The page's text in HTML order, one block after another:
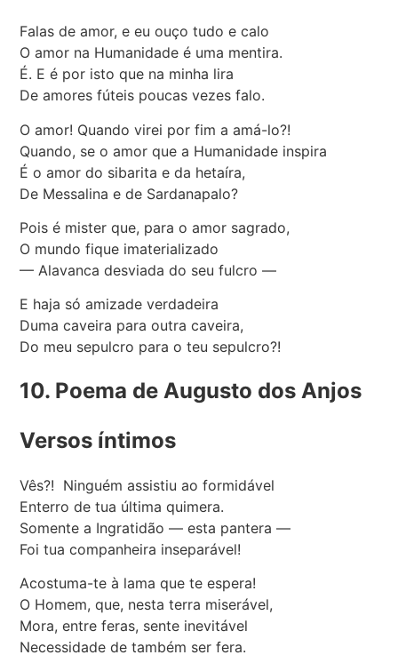
Falas de amor, e eu ouço tudo e calo
O amor na Humanidade é uma mentira.
É. E é por isto que na minha lira
De amores fúteis poucas vezes falo.
O amor! Quando virei por fim a amá-lo?!
Quando, se o amor que a Humanidade inspira
É o amor do sibarita e da hetaíra,
De Messalina e de Sardanapalo?
Pois é mister que, para o amor sagrado,
O mundo fique imaterializado
— Alavanca desviada do seu fulcro —
E haja só amizade verdadeira
Duma caveira para outra caveira,
Do meu sepulcro para o teu sepulcro?!
10. Poema de Augusto dos Anjos
Versos íntimos
Vês?! Ninguém assistiu ao formidável
Enterro de tua última quimera.
Somente a Ingratidão — esta pantera —
Foi tua companheira inseparável!
Acostuma-te à lama que te espera!
O Homem, que, nesta terra miserável,
Mora, entre feras, sente inevitável
Necessidade de também ser fera.